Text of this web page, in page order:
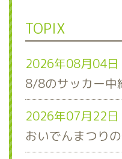
TOPIX
2026年08月04日
2026年07月22日